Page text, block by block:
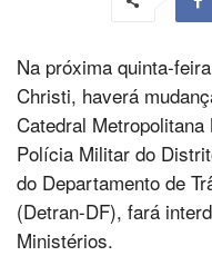
Na próxima quinta-
Christi, haverá
Catedral
Polícia Militar do
do Departamento de
(Detran-DF), fará
Ministérios.